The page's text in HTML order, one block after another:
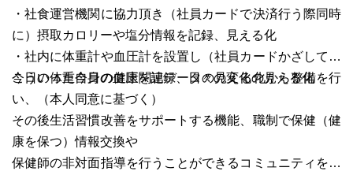
・社食運営機関に協力頂き（社員カードで決済行う際同時
に）摂取カロリーや塩分情報を記録、見える化
・社内に体重計や血圧計を設置し（社員カードかざして）
今日の体重今日の血圧を記録、日々の変化の見える化
こういった自身の健康関連データの見える化から整備を行
い、（本人同意に基づく）
その後生活習慣改善をサポートする機能、職制で保健（健
康を保つ）情報交換や
保健師の非対面指導を行うことができるコミュニティを社